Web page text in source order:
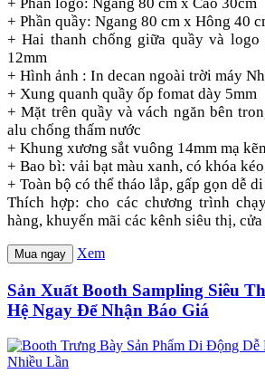
+ Phần logo: Ngang 80 cm x Cao 30cm
+ Phần quầy: Ngang 80 cm x Hông 40
+ Hai thanh chống giữa quầy và logo
12mm
+ Hình ảnh : In decan ngoài trời máy
+ Xung quanh quầy ốp fomat dày 5mm
+ Mặt trên quầy và vách ngăn bên
alu chống thấm nước
+ Khung xương sắt vuông 14mm mạ
+ Bao bì: vải bạt màu xanh, có khóa
+ Toàn bộ có thể tháo lắp, gấp gọn dễ
Thích hợp: cho các chương trình
hàng, khuyến mãi các kênh siêu thị, cửa
Mua ngay Xem
Sản Xuất Booth Sampling Siêu
Hệ Ngay Để Nhận Báo Giá